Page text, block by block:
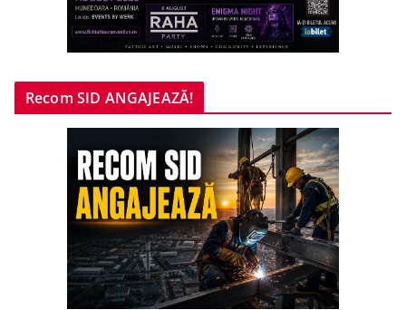
Recom SID ANGAJEAZĂ!